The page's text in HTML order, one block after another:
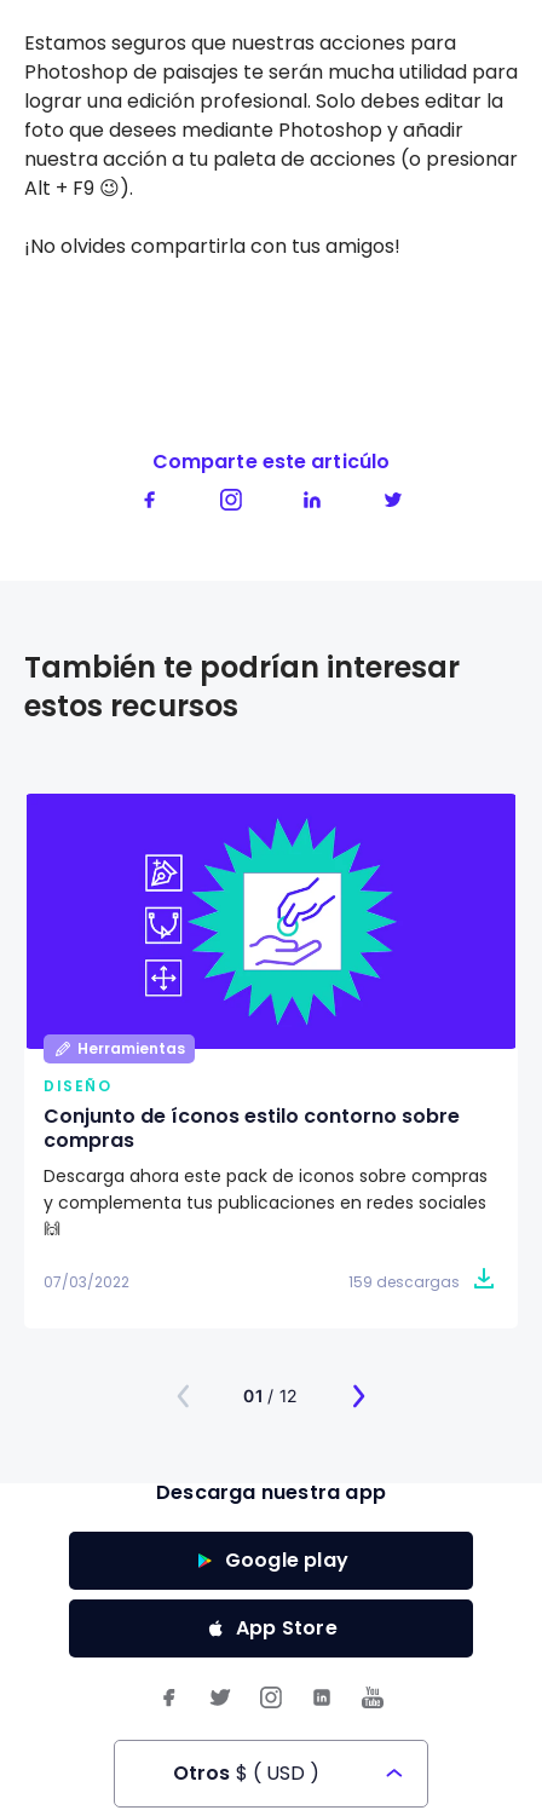
Estamos seguros que nuestras acciones para
Photoshop de paisajes te serán mucha utilidad para
lograr una edición profesional. Solo debes editar la
foto que desees mediante Photoshop y añadir
nuestra acción a tu paleta de acciones (o presionar
Alt + F9 😉).
¡No olvides compartirla con tus amigos!
Comparte este articúlo
También te podrían interesar
estos recursos
Herramientas
DISEÑO
Conjunto de íconos estilo contorno sobre
compras
Descarga ahora este pack de iconos sobre compras
y complementa tus publicaciones en redes sociales
🙌
07/03/2022 159 descargas
01 / 12
Descarga nuestra app
Google play
App Store
Otros $ ( USD )